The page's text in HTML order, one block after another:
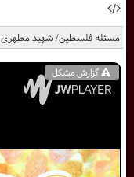
گزارش مشکل
مسئله فلسطین/ شهید مطهری